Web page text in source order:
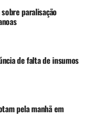
paralisação
de falta de insumos
pela manhã em